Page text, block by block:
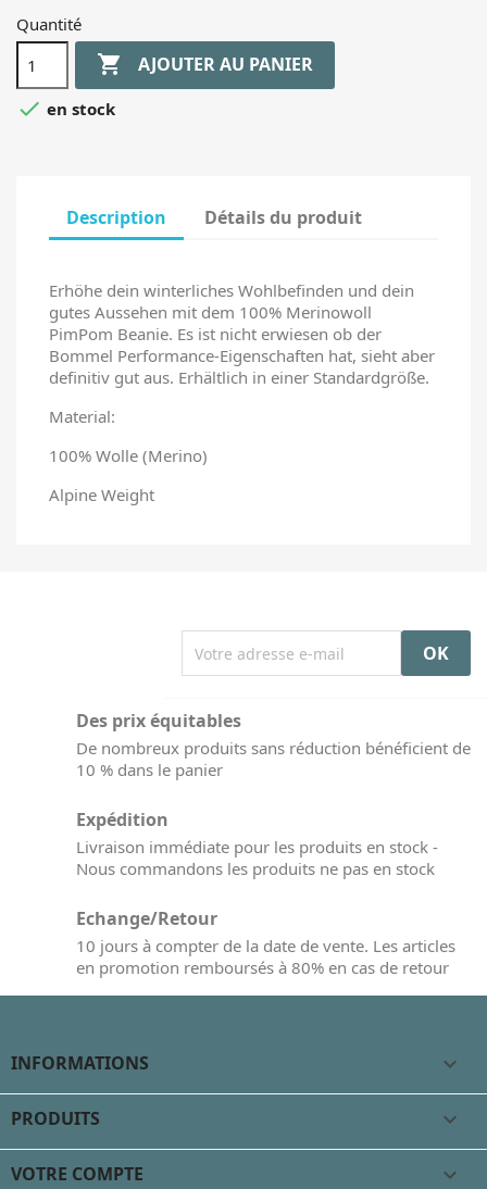
Quantité
 AJOUTER AU PANIER
 en stock
Description Détails du produit
Erhöhe dein winterliches Wohlbefinden und dein
gutes Aussehen mit dem 100% Merinowoll
PimPom Beanie. Es ist nicht erwiesen ob der
Bommel Performance-Eigenschaften hat, sieht aber
definitiv gut aus. Erhältlich in einer Standardgröße.
Material:
100% Wolle (Merino)
Alpine Weight
Des prix équitables
De nombreux produits sans réduction bénéficient de
10 % dans le panier
Expédition
Livraison immédiate pour les produits en stock -
Nous commandons les produits ne pas en stock
Echange/Retour
10 jours à compter de la date de vente. Les articles
en promotion remboursés à 80% en cas de retour
INFORMATIONS 
PRODUITS 
VOTRE COMPTE 